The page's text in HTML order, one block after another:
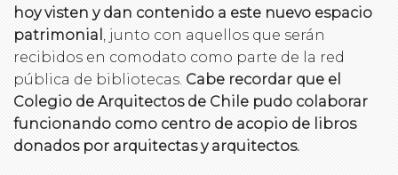
hoy visten y dan contenido a este nuevo espacio
patrimonial , junto con aquellos que serán
recibidos en comodato como parte de la red
pública de bibliotecas. Cabe recordar que el
Colegio de Arquitectos de Chile pudo colaborar
funcionando como centro de acopio de libros
donados por arquitectas y arquitectos.